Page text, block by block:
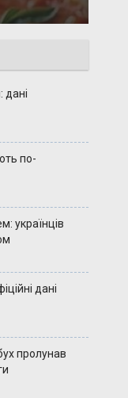
дані
по-
українців
дані
пролунав